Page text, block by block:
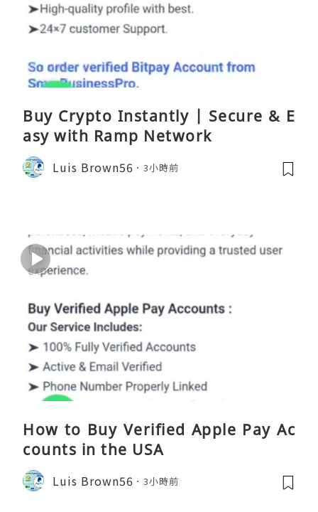
Buy Crypto Instantly | Secure & E
asy with Ramp Network
Luis Brown56 3小時前
How to Buy Verified Apple Pay Ac
counts in the USA
Luis Brown56 3小時前